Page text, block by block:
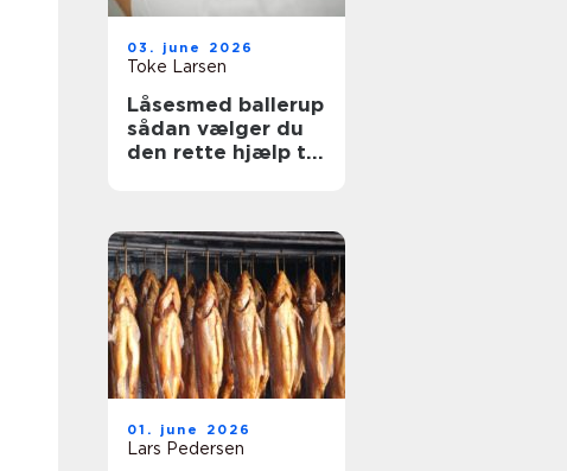
03. june 2026
Toke Larsen
Låsesmed ballerup
sådan vælger du
den rette hjælp til
01. june 2026
Lars Pedersen